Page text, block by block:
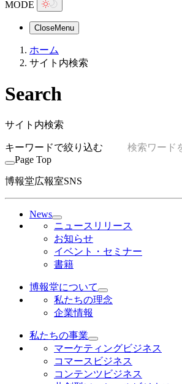
MODE
CloseMenu
ホーム
サイト内検索
Search
サイト内検索
キーワードで絞り込む
Page Top
博報堂広報室SNS
News
ニュースリリース
お知らせ
イベント・セミナー
書籍
博報堂について
私たちの理念
企業情報
私たちの事業
マーケティングビジネス
コマースビジネス
コンテンツビジネス